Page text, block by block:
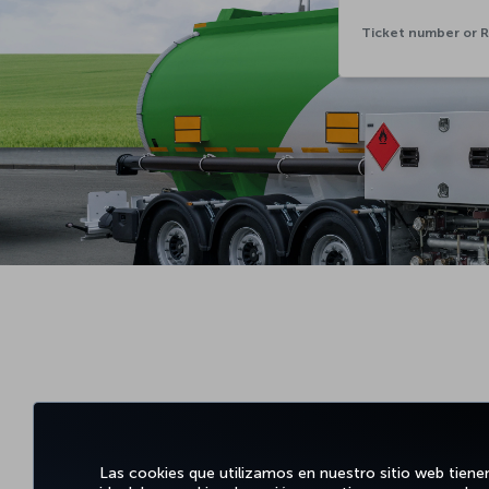
Las cookies que utilizamos en nuestro sitio web